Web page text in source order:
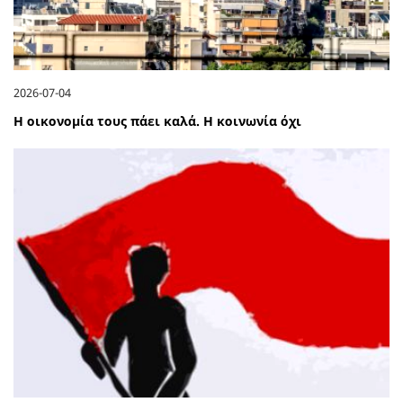
2026-07-04
Η οικονομία τους πάει καλά. Η κοινωνία όχι